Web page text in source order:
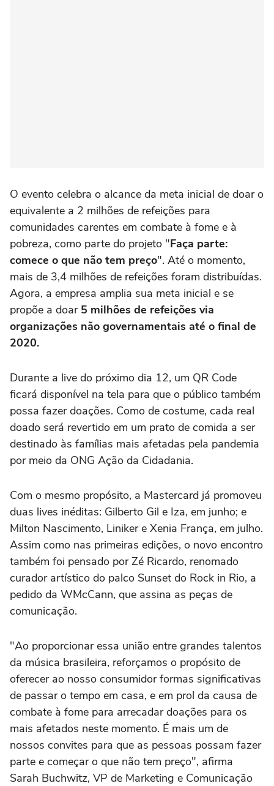
O evento celebra o alcance da meta inicial de doar o
equivalente a 2 milhões de refeições para
comunidades carentes em combate à fome e à
pobreza, como parte do projeto "Faça parte:
comece o que não tem preço". Até o momento,
mais de 3,4 milhões de refeições foram distribuídas.
Agora, a empresa amplia sua meta inicial e se
propõe a doar 5 milhões de refeições via
organizações não governamentais até o final de
2020.
Durante a live do próximo dia 12, um QR Code
ficará disponível na tela para que o público também
possa fazer doações. Como de costume, cada real
doado será revertido em um prato de comida a ser
destinado às famílias mais afetadas pela pandemia
por meio da ONG Ação da Cidadania.
Com o mesmo propósito, a Mastercard já promoveu
duas lives inéditas: Gilberto Gil e Iza, em junho; e
Milton Nascimento, Liniker e Xenia França, em julho.
Assim como nas primeiras edições, o novo encontro
também foi pensado por Zé Ricardo, renomado
curador artístico do palco Sunset do Rock in Rio, a
pedido da WMcCann, que assina as peças de
comunicação.
"Ao proporcionar essa união entre grandes talentos
da música brasileira, reforçamos o propósito de
oferecer ao nosso consumidor formas significativas
de passar o tempo em casa, e em prol da causa de
combate à fome para arrecadar doações para os
mais afetados neste momento. É mais um de
nossos convites para que as pessoas possam fazer
parte e começar o que não tem preço", afirma
Sarah Buchwitz, VP de Marketing e Comunicação